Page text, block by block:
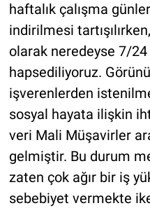
haftalık çalışma
indirilmesi
olarak neredeyse 7/
hapsediliyoruz.
işverenlerden
sosyal hayata ilişkin
veri Mali Müşavirler
gelmiştir. Bu durum
zaten çok ağır bir iş
sebebiyet vermekte